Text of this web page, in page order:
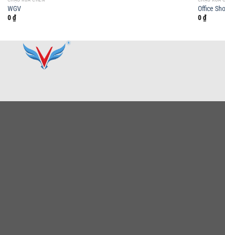
WGV
0₫
Office
0₫